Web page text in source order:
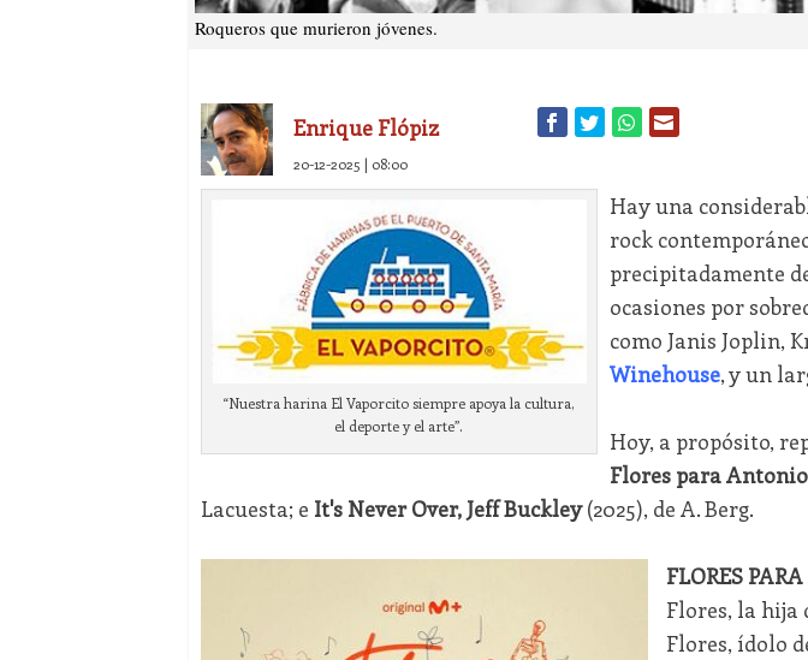
Roqueros que murieron jóvenes.
Enrique Flópiz
20-12-2025 | 08:00
“Nuestra harina El Vaporcito siempre apoya la cultura,
el deporte y el arte”.
Hay una
rock
precipitadamente
ocasiones por
como Janis Joplin,
Winehouse, y un
Hoy, a propósito,
Flores para Antonio
Lacuesta; e It's Never Over, Jeff Buckley(2025), de A. Berg.
FLORES
Flores, la hija
Flores, ídolo